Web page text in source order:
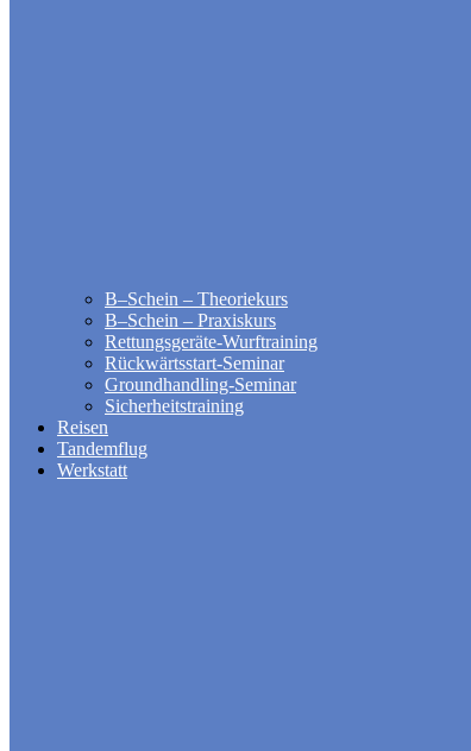
B–Schein – Theoriekurs
B–Schein – Praxiskurs
Rettungsgeräte-Wurftraining
Rückwärtsstart-Seminar
Groundhandling​-Seminar
Sicherheitstraining
Reisen
Tandemflug
Werkstatt